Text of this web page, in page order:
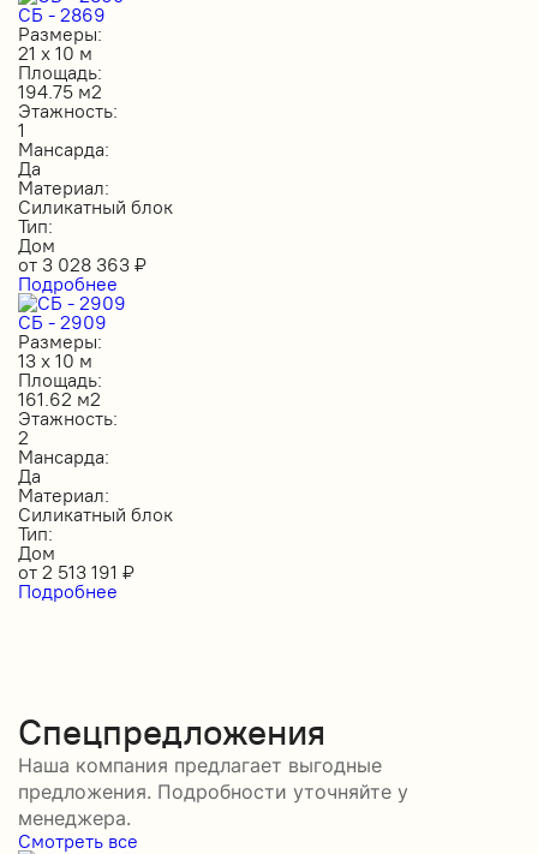
СБ - 2869
Размеры:
21 х 10 м
Площадь:
194.75 м2
Этажность:
1
Мансарда:
Да
Материал:
Силикатный блок
Тип:
Дом
от 3 028 363 ₽
Подробнее
СБ - 2909
Размеры:
13 х 10 м
Площадь:
161.62 м2
Этажность:
2
Мансарда:
Да
Материал:
Силикатный блок
Тип:
Дом
от 2 513 191 ₽
Подробнее
Спецпредложения
Наша компания предлагает выгодные
предложения. Подробности уточняйте у
менеджера.
Смотреть все